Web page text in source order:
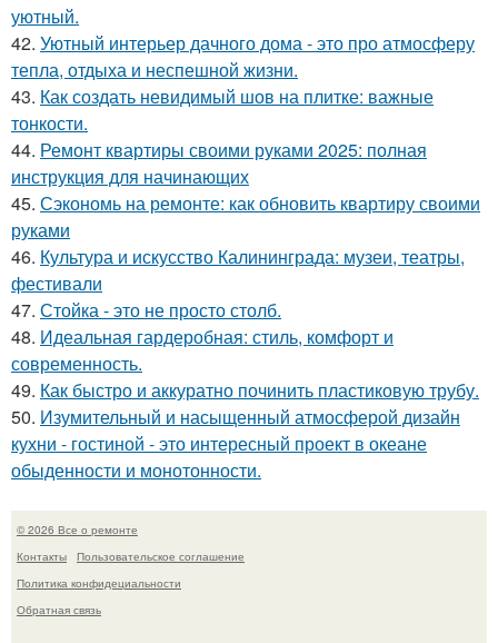
уютный.
42. Уютный интерьер дачного дома - это про атмосферу
тепла, отдыха и неспешной жизни.
43. Как создать невидимый шов на плитке: важные
тонкости.
44. Ремонт квартиры своими руками 2025: полная
инструкция для начинающих
45. Сэкономь на ремонте: как обновить квартиру своими
руками
46. Культура и искусство Калининграда: музеи, театры,
фестивали
47. Стойка - это не просто столб.
48. Идеальная гардеробная: стиль, комфорт и
современность.
49. Как быстро и аккуратно починить пластиковую трубу.
50. Изумительный и насыщенный атмосферой дизайн
кухни - гостиной - это интересный проект в океане
обыденности и монотонности.
© 2026 Все о ремонте
Контакты
Пользовательское соглашение
Политика конфидециальности
Обратная связь